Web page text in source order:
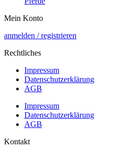
Mein Konto
anmelden / registrieren
Rechtliches
Impressum
Datenschutzerklärung
AGB
Impressum
Datenschutzerklärung
AGB
Kontakt